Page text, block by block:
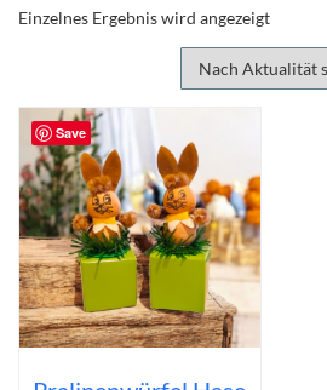
Einzelnes Ergebnis wird angezeigt
Save